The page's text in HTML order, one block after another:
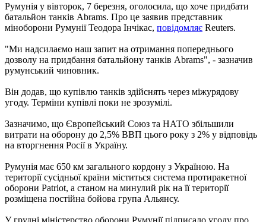
Румунія у вівторок, 7 березня, оголосила, що хоче придбати
батальйон танків Abrams. Про це заявив представник
міноборони Румунії Теодора Інчікас, повідомляє Reuters.
"Ми надсилаємо наш запит на отримання попереднього
дозволу на придбання батальйону танків Abrams", - зазначив
румунський чиновник.
Він додав, що купівлю танків здійснять через міжурядову
угоду. Терміни купівлі поки не зрозумілі.
Зазначимо, що Європейський Союз та НАТО збільшили
витрати на оборону до 2,5% ВВП цього року з 2% у відповідь
на вторгнення Росії в Україну.
Румунія має 650 км загального кордону з Україною. На
території сусідньої країни міститься система протиракетної
оборони Patriot, а станом на минулий рік на її території
розміщена постійна бойова група Альянсу.
У грудні міністерство оборони Румунії підписало угоду про